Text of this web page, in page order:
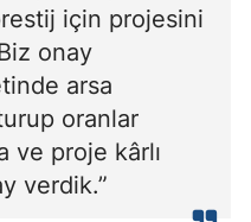
için projesini
onay
arsa
oranlar
ve proje kârlı
verdik.”